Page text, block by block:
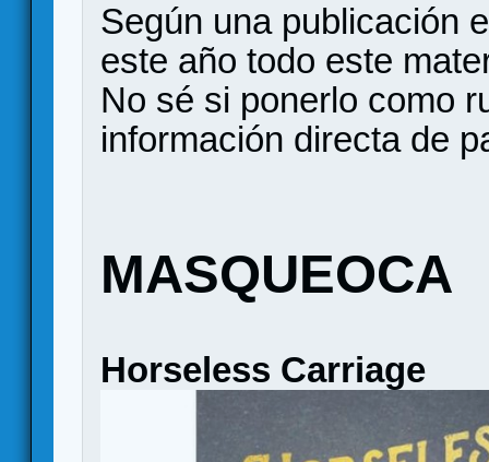
Según una publicación
este año todo este
No sé si ponerlo como
información directa de
MASQUEOCA
Horseless Carriage